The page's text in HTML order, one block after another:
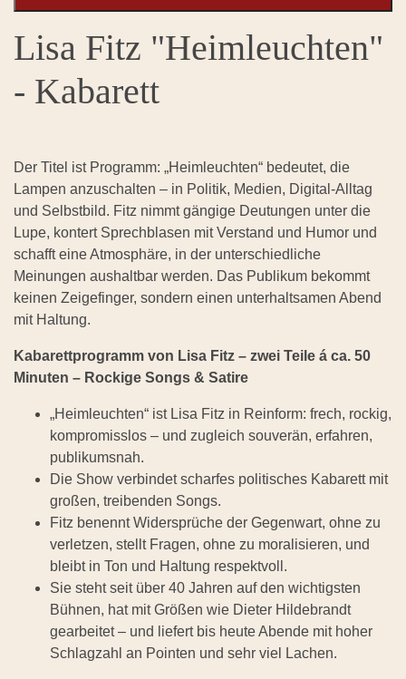
Lisa Fitz "Heimleuchten"
- Kabarett
Der Titel ist Programm: „Heimleuchten“ bedeutet, die
Lampen anzuschalten – in Politik, Medien, Digital-Alltag
und Selbstbild. Fitz nimmt gängige Deutungen unter die
Lupe, kontert Sprechblasen mit Verstand und Humor und
schafft eine Atmosphäre, in der unterschiedliche
Meinungen aushaltbar werden. Das Publikum bekommt
keinen Zeigefinger, sondern einen unterhaltsamen Abend
mit Haltung.
Kabarettprogramm von Lisa Fitz – zwei Teile á ca. 50
Minuten – Rockige Songs & Satire
„Heimleuchten“ ist Lisa Fitz in Reinform: frech, rockig,
kompromisslos – und zugleich souverän, erfahren,
publikumsnah.
Die Show verbindet scharfes politisches Kabarett mit
großen, treibenden Songs.
Fitz benennt Widersprüche der Gegenwart, ohne zu
verletzen, stellt Fragen, ohne zu moralisieren, und
bleibt in Ton und Haltung respektvoll.
Sie steht seit über 40 Jahren auf den wichtigsten
Bühnen, hat mit Größen wie Dieter Hildebrandt
gearbeitet – und liefert bis heute Abende mit hoher
Schlagzahl an Pointen und sehr viel Lachen.